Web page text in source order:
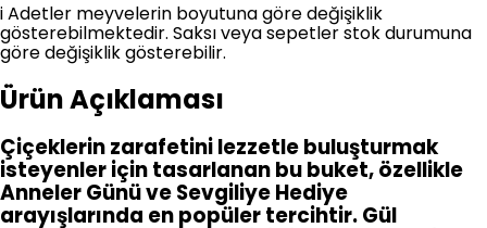
iAdetler meyvelerin boyutuna göre değişiklik
gösterebilmektedir. Saksı veya sepetler stok durumuna
göre değişiklik gösterebilir.
Ürün Açıklaması
Çiçeklerin zarafetini lezzetle buluşturmak
isteyenler için tasarlanan bu buket, özellikle
Anneler Günü ve Sevgiliye Hediye
arayışlarında en popüler tercihtir. Gül